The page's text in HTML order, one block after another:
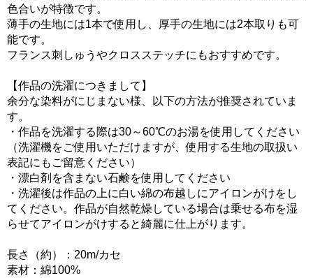
色合いが特徴です。
薄手の生地には1本で使用し、厚手の生地には2本取りも可
能です。
フランス刺しゅうやクロスステッチにもおすすめです。
【作品の洗濯につきまして】
余分な染料がにじまない様、以下の方法が推奨されていま
す。
・作品を洗濯する際は30～60℃のお湯を使用してください
（洗濯機をご使用いただけますが、使用する生地の取扱い
表記にもご留意ください）
・漂白剤を含まない石鹸を使用してください
・洗濯後は作品の上に白い綿の布越しにアイロンがけをし
てください。作品が自然乾燥している場合は乗せる布を湿
らせてアイロンがけすると綺麗に仕上がります。
長さ（約）：20m/カセ
素材：綿100%